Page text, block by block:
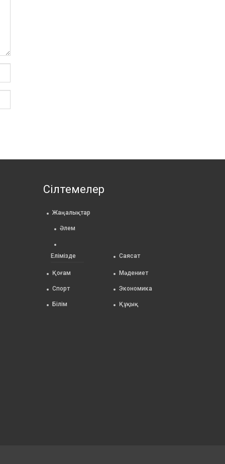
Сілтемелер
Жаңалықтар
Әлем
Елімізде Саясат
Қоғам Мәдениет
Спорт Экономика
Білім Құқық